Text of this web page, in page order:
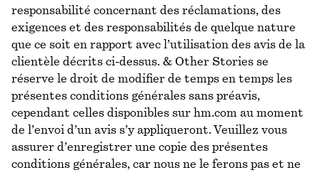
responsabilité concernant des réclamations, des
exigences et des responsabilités de quelque nature
que ce soit en rapport avec l’utilisation des avis de la
clientèle décrits ci-dessus. & Other Stories se
réserve le droit de modifier de temps en temps les
présentes conditions générales sans préavis,
cependant celles disponibles sur hm.com au moment
de l’envoi d’un avis s’y appliqueront. Veuillez vous
assurer d’enregistrer une copie des présentes
conditions générales, car nous ne le ferons pas et ne